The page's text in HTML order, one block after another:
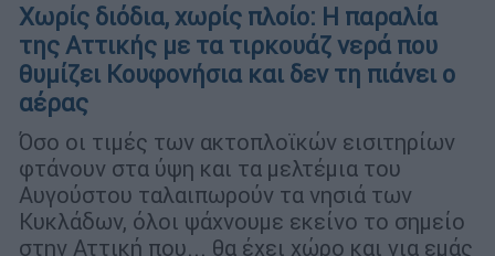
Χωρίς διόδια, χωρίς πλοίο: Η παραλία
της Αττικής με τα τιρκουάζ νερά που
θυμίζει Κουφονήσια και δεν τη πιάνει ο
αέρας
Όσο οι τιμές των ακτοπλοϊκών εισιτηρίων
φτάνουν στα ύψη και τα μελτέμια του
Αυγούστου ταλαιπωρούν τα νησιά των
Κυκλάδων, όλοι ψάχνουμε εκείνο το σημείο
στην Αττική που... θα έχει χώρο και για εμάς